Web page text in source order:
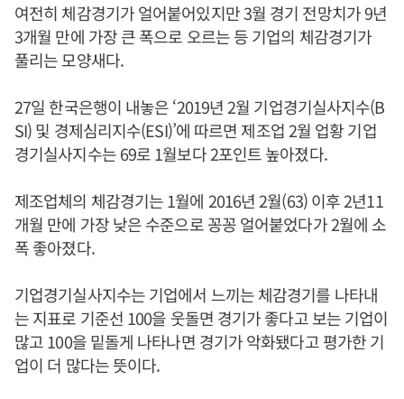
여전히 체감경기가 얼어붙어있지만 3월 경기 전망치가 9년
3개월 만에 가장 큰 폭으로 오르는 등 기업의 체감경기가
풀리는 모양새다.
27일 한국은행이 내놓은 ‘2019년 2월 기업경기실사지수(B
SI) 및 경제심리지수(ESI)’에 따르면 제조업 2월 업황 기업
경기실사지수는 69로 1월보다 2포인트 높아졌다.
제조업체의 체감경기는 1월에 2016년 2월(63) 이후 2년11
개월 만에 가장 낮은 수준으로 꽁꽁 얼어붙었다가 2월에 소
폭 좋아졌다.
기업경기실사지수는 기업에서 느끼는 체감경기를 나타내
는 지표로 기준선 100을 웃돌면 경기가 좋다고 보는 기업이
많고 100을 밑돌게 나타나면 경기가 악화됐다고 평가한 기
업이 더 많다는 뜻이다.